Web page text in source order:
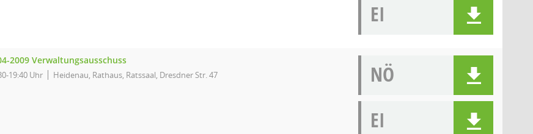
EI
2009 Verwaltungsausschuss
19:40 Uhr Heidenau, Rathaus, Ratssaal, Dresdner Str. 47
NÖ
EI